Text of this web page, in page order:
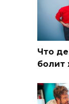
Что
болит